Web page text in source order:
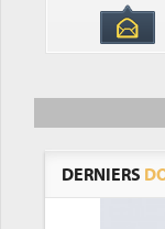
DERNIERS